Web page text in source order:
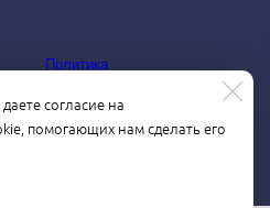
Политика
согласие на
помогающих нам сделать его